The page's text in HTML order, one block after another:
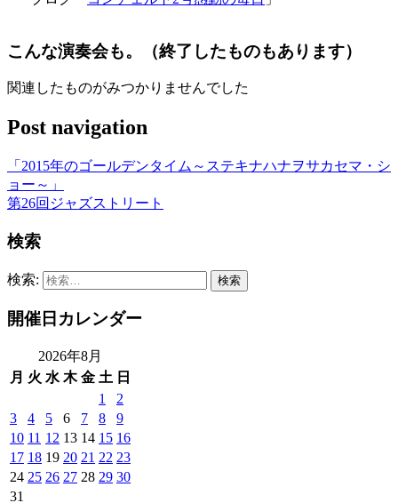
こんな演奏会も。（終了したものもあります）
関連したものがみつかりませんでした
Post navigation
「2015年のゴールデンタイム～ステキナハナヲサカセマ・シ
ョー～」
第26回ジャズストリート
検索
検索:
開催日カレンダー
2026年8月
月 火 水 木 金 土 日
1
2
3
4 5 6 7 8
9
10 11 12 13 14 15 16
17 18 19 20 21 22 23
24 25 26 27 28 29 30
31